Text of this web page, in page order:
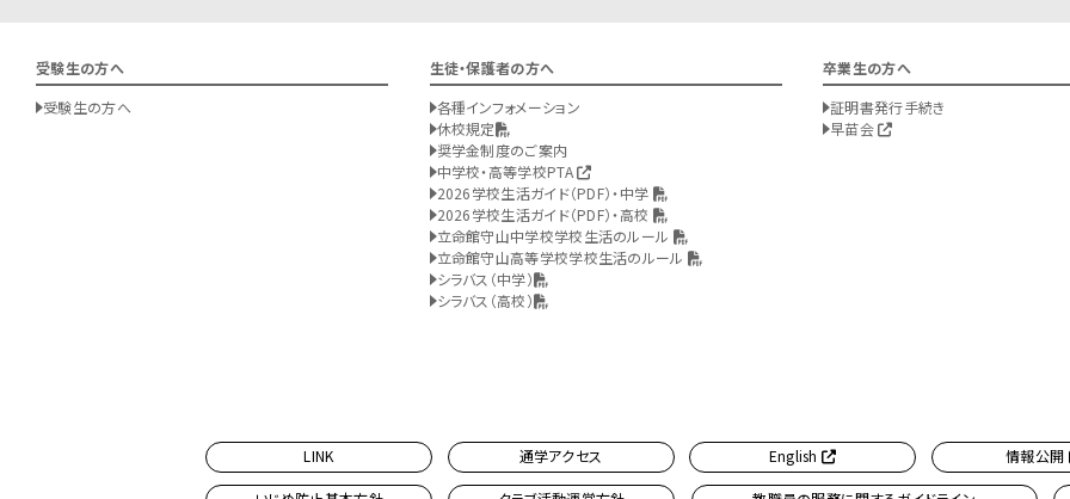
受験生の方へ
受験生の方へ
生徒・保護者の方へ
各種インフォメーション
休校規定
奨学金制度のご案内
中学校・高等学校PTA
2026学校生活ガイド（PDF）・中学
2026学校生活ガイド（PDF）・高校
立命館守山中学校学校生活のルール
立命館守山高等学校学校生活のルール
シラバス（中学）
シラバス（高校）
卒業生の方へ
証明書発行手続き
早苗会
LINK 通学アクセス English 情報公開